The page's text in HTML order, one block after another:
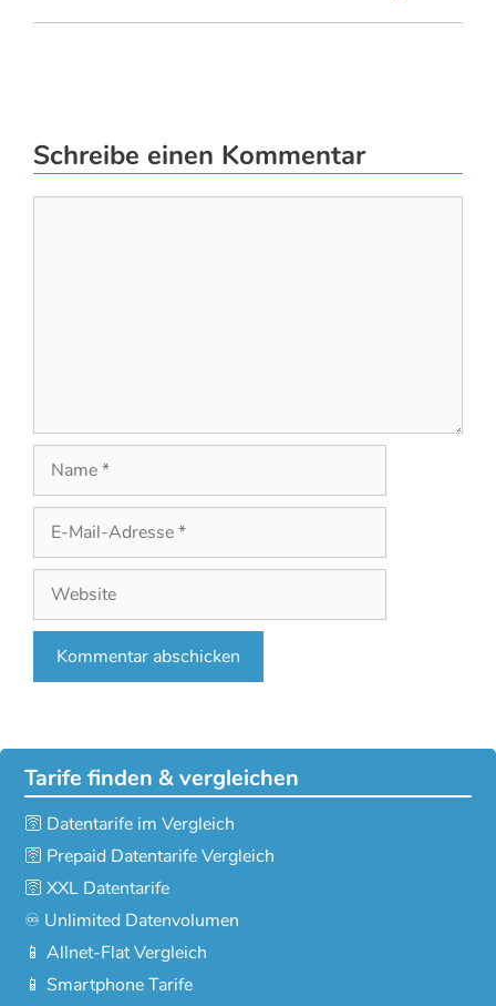
Schreibe einen Kommentar
Name
Mail-
Adresse
Website
Tarife finden & vergleichen
🛜 Datentarife im Vergleich
🛜 Prepaid Datentarife Vergleich
🛜 XXL Datentarife
♾️ Unlimited Datenvolumen
📱 Allnet-Flat Vergleich
📱 Smartphone Tarife